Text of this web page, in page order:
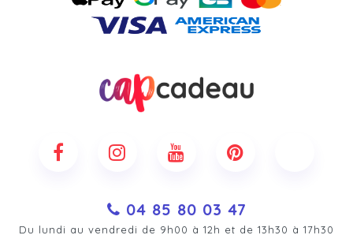
04 85 80 03 47
Du lundi au vendredi de 9h00 à 12h et de 13h30 à 17h30